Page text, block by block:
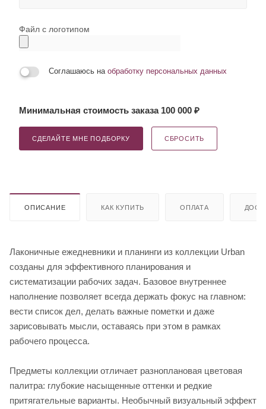
Файл с логотипом
Соглашаюсь на обработку персональных данных
Минимальная стоимость заказа 100 000 ₽
СДЕЛАЙТЕ МНЕ ПОДБОРКУ СБРОСИТЬ
ОПИСАНИЕ КАК КУПИТЬ ОПЛАТА
Лаконичные ежедневники и планинги из коллекции Urban
созданы для эффективного планирования и
систематизации рабочих задач. Базовое внутреннее
наполнение позволяет всегда держать фокус на главном:
вести список дел, делать важные пометки и даже
зарисовывать мысли, оставаясь при этом в рамках
рабочего процесса.
Предметы коллекции отличает разноплановая цветовая
палитра: глубокие насыщенные оттенки и редкие
притягательные варианты. Необычный визуальный эффект